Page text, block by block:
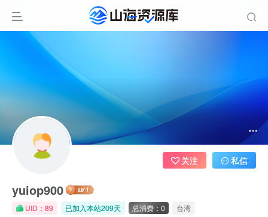
yuiop900
UID：89 已加入本站209天 总消费：0 台湾
关注 私信